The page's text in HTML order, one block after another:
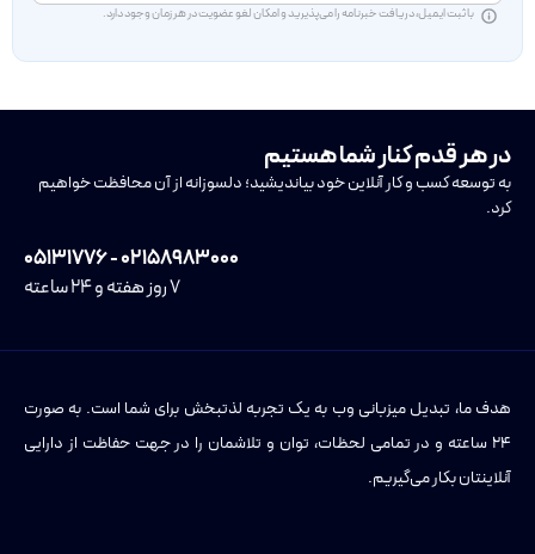
با ثبت ایمیل، دریافت خبرنامه را می‌پذیرید و امکان لغو عضویت در هر زمان وجود دارد.
در هر قدم کنار شما هستیم
به توسعه کسب و کار آنلاین خود بیاندیشید؛ دلسوزانه از آن محافظت خواهیم
کرد.
۰۲۱۵۸۹۸۳۰۰۰ - ۰۵۱۳۱۷۷۶
۷ روز هفته و ۲۴ ساعته
هدف ما، تبدیل میزبانی وب به یک تجربه لذتبخش برای شما است. به صورت
۲۴ ساعته و در تمامی لحظات، توان و تلاشمان را در جهت حفاظت از دارایی
آنلاینتان بکار می‌گیریم.